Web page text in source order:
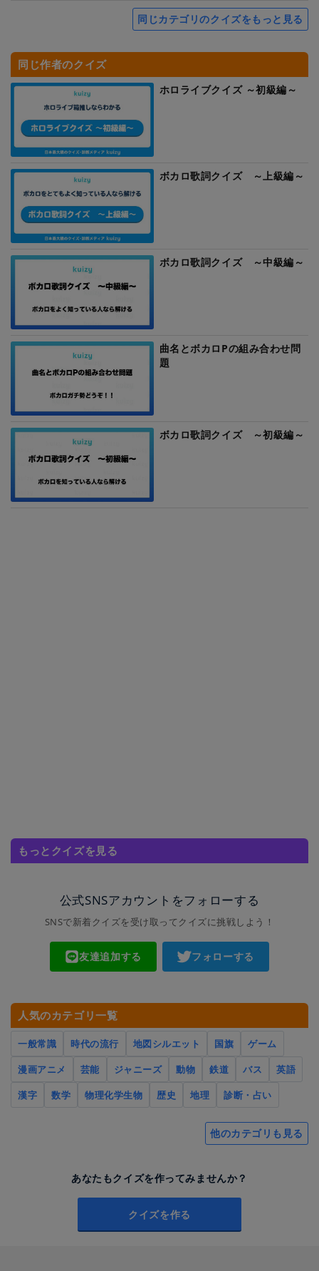
同じカテゴリのクイズをもっと見る
同じ作者のクイズ
ホロライブクイズ ～初級編～
ボカロ歌詞クイズ ～上級編～
ボカロ歌詞クイズ ～中級編～
曲名とボカロPの組み合わせ問
題
ボカロ歌詞クイズ ～初級編～
もっとクイズを見る
公式SNSアカウントをフォローする
SNSで新着クイズを受け取ってクイズに挑戦しよう！
友達追加する フォローする
人気のカテゴリ一覧
一般常識 時代の流行 地図シルエット 国旗
ゲーム
漫画アニメ
芸能 ジャニーズ 動物 鉄道 バス
英語
漢字
数学 物理化学生物 歴史 地理 診断・占い
他のカテゴリも見る
あなたもクイズを作ってみませんか？
クイズを作る